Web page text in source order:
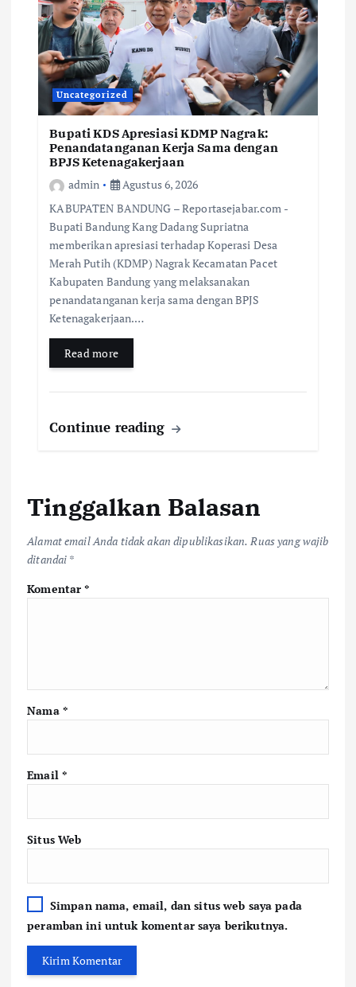
Uncategorized
Bupati KDS Apresiasi KDMP Nagrak:
Penandatanganan Kerja Sama dengan
BPJS Ketenagakerjaan
admin
Agustus 6, 2026
KABUPATEN BANDUNG – Reportasejabar.com -
Bupati Bandung Kang Dadang Supriatna
memberikan apresiasi terhadap Koperasi Desa
Merah Putih (KDMP) Nagrak Kecamatan Pacet
Kabupaten Bandung yang melaksanakan
penandatanganan kerja sama dengan BPJS
Ketenagakerjaan.…
Read more
Continue reading
Tinggalkan Balasan
Alamat email Anda tidak akan dipublikasikan. Ruas yang wajib
ditandai *
Komentar*
Nama *
Email *
Situs Web
Simpan nama, email, dan situs web saya pada
peramban ini untuk komentar saya berikutnya.